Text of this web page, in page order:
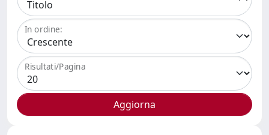
In ordine:
Risultati/Pagina